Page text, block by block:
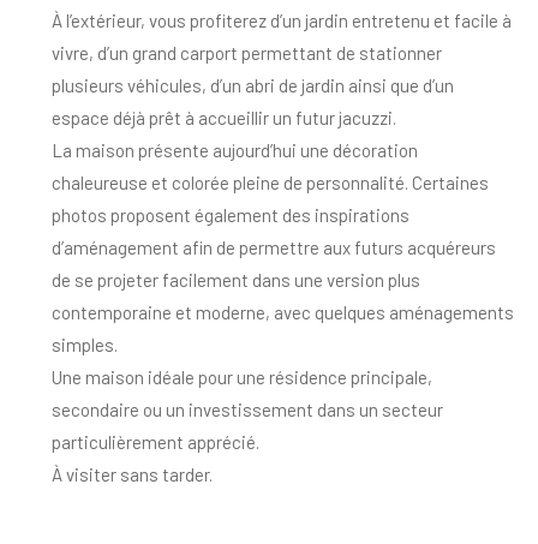
À l’extérieur, vous profiterez d’un jardin entretenu et facile à
vivre, d’un grand carport permettant de stationner
plusieurs véhicules, d’un abri de jardin ainsi que d’un
espace déjà prêt à accueillir un futur jacuzzi.
La maison présente aujourd’hui une décoration
chaleureuse et colorée pleine de personnalité. Certaines
photos proposent également des inspirations
d’aménagement afin de permettre aux futurs acquéreurs
de se projeter facilement dans une version plus
contemporaine et moderne, avec quelques aménagements
simples.
Une maison idéale pour une résidence principale,
secondaire ou un investissement dans un secteur
particulièrement apprécié.
À visiter sans tarder.